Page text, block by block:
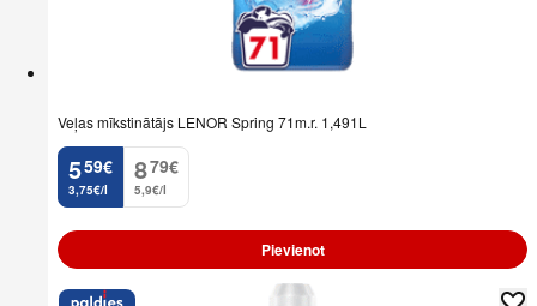
Veļas mīkstinātājs LENOR Spring 71m.r. 1,491L
5
. 59€
3,75€/l
8
. 79€
5,9€/l
Pievienot